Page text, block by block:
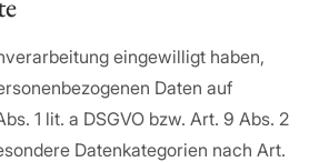
eingewilligt haben,
Daten auf
1 lit. a DSGVO bzw. Art. 9 Abs. 2
Datenkategorien nach Art.